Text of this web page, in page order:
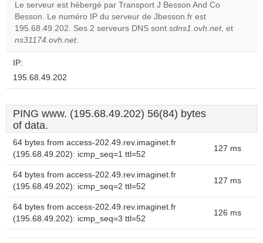
Do you
own this
OK
Le serveur est hébergé par Transport J Besson And Co
Besson. Le numéro IP du serveur de Jbesson.fr est
195.68.49.202. Ses 2 serveurs DNS sont sdns1.ovh.net, et
ns31174.ovh.net.
IP:
195.68.49.202
PING www. (195.68.49.202) 56(84) bytes
of data.
64 bytes from access-202.49.rev.imaginet.fr
(195.68.49.202): icmp_seq=1 ttl=52
127 ms
64 bytes from access-202.49.rev.imaginet.fr
(195.68.49.202): icmp_seq=2 ttl=52
127 ms
64 bytes from access-202.49.rev.imaginet.fr
(195.68.49.202): icmp_seq=3 ttl=52
126 ms